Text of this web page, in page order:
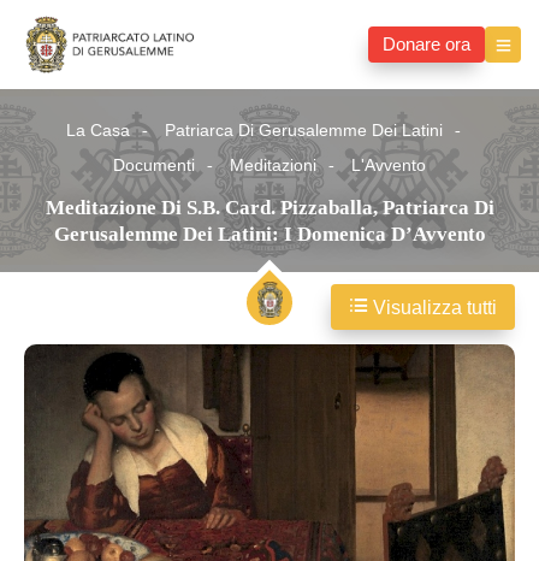
Donare ora
La Casa
Patriarca Di Gerusalemme Dei Latini
Documenti
Meditazioni L'Avvento
Meditazione Di S.B. Card. Pizzaballa, Patriarca Di
Gerusalemme Dei Latini: I Domenica D’Avvento
Visualizza tutti